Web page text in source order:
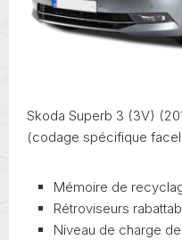
Skoda Superb 3 (3V)
(codage spécifique
Mémoire de
Rétroviseurs
Niveau de charge